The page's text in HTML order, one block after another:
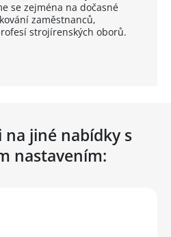
se zejména na dočasné
zaměstnanců,
strojírenských oborů.
na jiné nabídky s
nastavením: